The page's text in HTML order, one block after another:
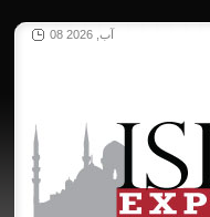
08 آب, 2026